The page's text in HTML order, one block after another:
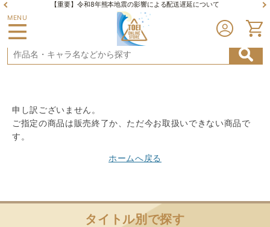
【重要】令和8年熊本地震の影響による配送遅延について
MENU
申し訳ございません。
ご指定の商品は販売終了か、ただ今お取扱いできない商品で
す。
ホームへ戻る
タイトル別で探す